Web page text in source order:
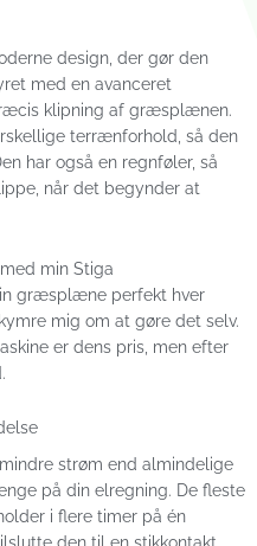
design, der gør den
med en avanceret
klipning af græsplænen.
terrænforhold, så den
har også en regnføler, så
når det begynder at
min Stiga
græsplæne perfekt hver
mig om at gøre det selv.
er dens pris, men efter
strøm end almindelige
på din elregning. De fleste
i flere timer på én